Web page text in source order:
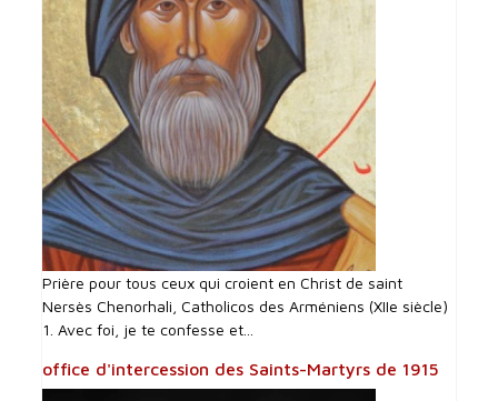
Prière pour tous ceux qui croient en Christ de saint
Nersès Chenorhali, Catholicos des Arméniens (XIIe siècle)
1. Avec foi, je te confesse et...
office d'intercession des Saints-Martyrs de 1915